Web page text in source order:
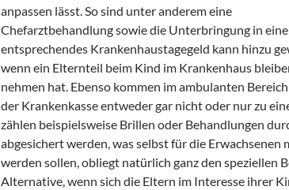
anpassen lässt. So sind unter anderem eine
Chefarztbehandlung sowie die Unterbringung in
entsprechendes Krankenhaustagegeld kann hinzu
wenn ein Elternteil beim Kind im Krankenhaus
nehmen hat. Ebenso kommen im ambulanten
der Krankenkasse entweder gar nicht oder nur zu
zählen beispielsweise Brillen oder Behandlungen
abgesichert werden, was selbst für die Erwachsenen
werden sollen, obliegt natürlich ganz den speziellen
Alternative, wenn sich die Eltern im Interesse ihrer